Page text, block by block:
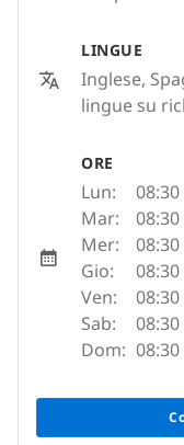
LINGUE
Inglese,
lingue su
ORE
Lun: 08:30
Mar:
08:30
Mer:
08:30
Gio:
08:30
Ven:
08:30
Sab:
08:30
Dom: 08:30